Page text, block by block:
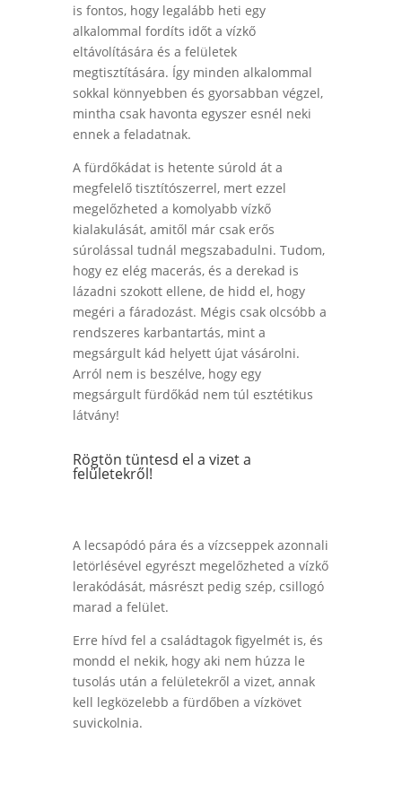
is fontos, hogy legalább heti egy
alkalommal fordíts időt a vízkő
eltávolítására és a felületek
megtisztítására. Így minden alkalommal
sokkal könnyebben és gyorsabban végzel,
mintha csak havonta egyszer esnél neki
ennek a feladatnak.
A fürdőkádat is hetente súrold át a
megfelelő tisztítószerrel, mert ezzel
megelőzheted a komolyabb vízkő
kialakulását, amitől már csak erős
súrolással tudnál megszabadulni. Tudom,
hogy ez elég macerás, és a derekad is
lázadni szokott ellene, de hidd el, hogy
megéri a fáradozást. Mégis csak olcsóbb a
rendszeres karbantartás, mint a
megsárgult kád helyett újat vásárolni.
Arról nem is beszélve, hogy egy
megsárgult fürdőkád nem túl esztétikus
látvány!
Rögtön tüntesd el a vizet a
felületekről!
A lecsapódó pára és a vízcseppek azonnali
letörlésével egyrészt megelőzheted a vízkő
lerakódását, másrészt pedig szép, csillogó
marad a felület.
Erre hívd fel a családtagok figyelmét is, és
mondd el nekik, hogy aki nem húzza le
tusolás után a felületekről a vizet, annak
kell legközelebb a fürdőben a vízkövet
suvickolnia.